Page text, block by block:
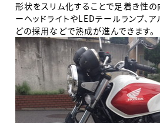
形状をスリム化することで足着き性の
ーヘッドライトやLEDテールランプ、
どの採用などで熟成が進んできます。